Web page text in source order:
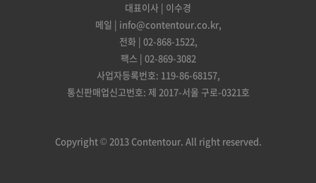
대표이사 | 이수경
메일 | info@contentour.co.kr,
전화 | 02-868-1522,
팩스 | 02-869-3082
사업자등록번호: 119-86-68157,
통신판매업신고번호: 제 2017-서울 구로-0321호
Copyright © 2013 Contentour. All right reserved.